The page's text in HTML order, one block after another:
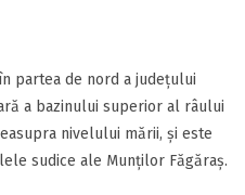
partea de nord a județului
a bazinului superior al râului
nivelului mării, și este
sudice ale Munților Făgăraș.